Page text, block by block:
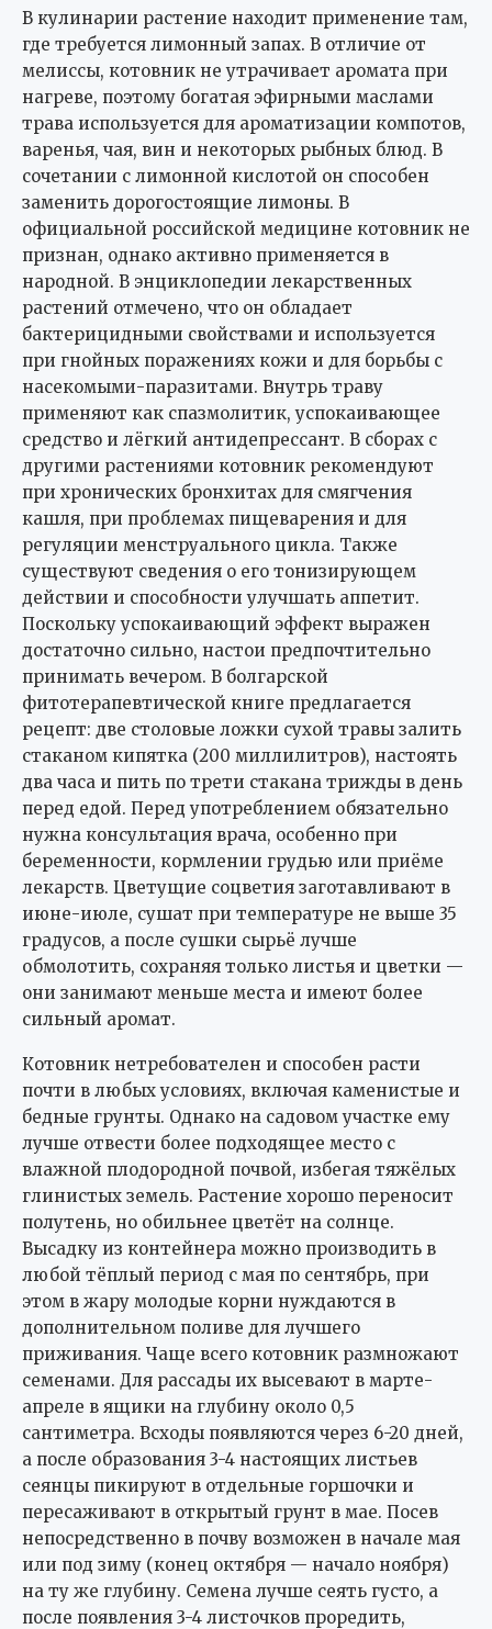
В кулинарии растение находит применение там,
где требуется лимонный запах. В отличие от
мелиссы, котовник не утрачивает аромата при
нагреве, поэтому богатая эфирными маслами
трава используется для ароматизации компотов,
варенья, чая, вин и некоторых рыбных блюд. В
сочетании с лимонной кислотой он способен
заменить дорогостоящие лимоны. В
официальной российской медицине котовник не
признан, однако активно применяется в
народной. В энциклопедии лекарственных
растений отмечено, что он обладает
бактерицидными свойствами и используется
при гнойных поражениях кожи и для борьбы с
насекомыми-паразитами. Внутрь траву
применяют как спазмолитик, успокаивающее
средство и лёгкий антидепрессант. В сборах с
другими растениями котовник рекомендуют
при хронических бронхитах для смягчения
кашля, при проблемах пищеварения и для
регуляции менструального цикла. Также
существуют сведения о его тонизирующем
действии и способности улучшать аппетит.
Поскольку успокаивающий эффект выражен
достаточно сильно, настои предпочтительно
принимать вечером. В болгарской
фитотерапевтической книге предлагается
рецепт: две столовые ложки сухой травы залить
стаканом кипятка (200 миллилитров), настоять
два часа и пить по трети стакана трижды в день
перед едой. Перед употреблением обязательно
нужна консультация врача, особенно при
беременности, кормлении грудью или приёме
лекарств. Цветущие соцветия заготавливают в
июне-июле, сушат при температуре не выше 35
градусов, а после сушки сырьё лучше
обмолотить, сохраняя только листья и цветки —
они занимают меньше места и имеют более
сильный аромат.
Котовник нетребователен и способен расти
почти в любых условиях, включая каменистые и
бедные грунты. Однако на садовом участке ему
лучше отвести более подходящее место с
влажной плодородной почвой, избегая тяжёлых
глинистых земель. Растение хорошо переносит
полутень, но обильнее цветёт на солнце.
Высадку из контейнера можно производить в
любой тёплый период с мая по сентябрь, при
этом в жару молодые корни нуждаются в
дополнительном поливе для лучшего
приживания. Чаще всего котовник размножают
семенами. Для рассады их высевают в марте-
апреле в ящики на глубину около 0,5
сантиметра. Всходы появляются через 6-20 дней,
а после образования 3-4 настоящих листьев
сеянцы пикируют в отдельные горшочки и
пересаживают в открытый грунт в мае. Посев
непосредственно в почву возможен в начале мая
или под зиму (конец октября — начало ноября)
на ту же глубину. Семена лучше сеять густо, а
после появления 3-4 листочков проредить,